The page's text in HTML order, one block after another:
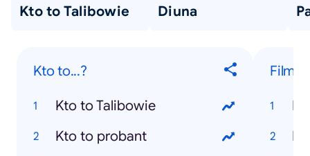
Kto to Talibowie Diuna
Kto to...?
Kto to Talibowie
Kto to probant
Filmy